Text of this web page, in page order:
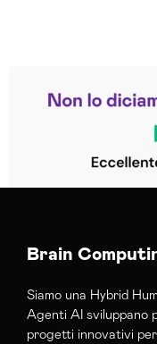
Trustpilot
Brain
Siamo una Hybrid
Agenti AI sviluppano
progetti innovativi per